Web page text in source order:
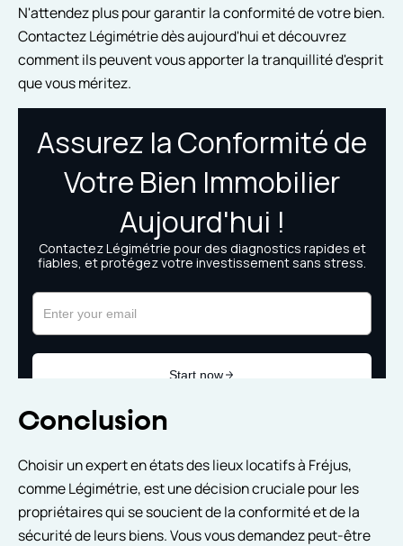
N'attendez plus pour garantir la conformité de votre bien.
Contactez Légimétrie dès aujourd'hui et découvrez
comment ils peuvent vous apporter la tranquillité d'esprit
que vous méritez.
Conclusion
Choisir un expert en états des lieux locatifs à Fréjus,
comme Légimétrie, est une décision cruciale pour les
propriétaires qui se soucient de la conformité et de la
sécurité de leurs biens. Vous vous demandez peut-être